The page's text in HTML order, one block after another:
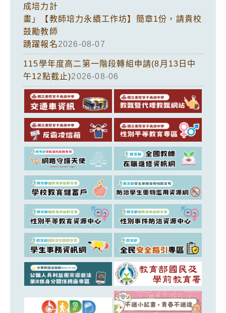
成培力計
畫」【教師培力永續工作坊】簡章1份，請貴校
鼓勵教師
踴躍報名2026-08-07
115學年度高二第一階段轉組申請(8月13日中
午12點截止)2026-08-06